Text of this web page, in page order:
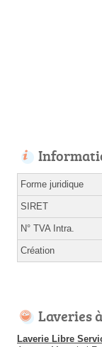
Forme juridique
SIRET
N° TVA Intra.
Création
Laveries
Laverie Libre